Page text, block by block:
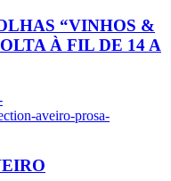
“VINHOS &
À FIL DE 14 A
aveiro-prosa-